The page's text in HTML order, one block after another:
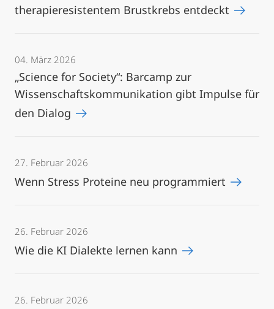
therapieresistentem Brustkrebs entdeckt
04. März 2026
„Science for Society“: Barcamp zur
Wissenschaftskommunikation gibt Impulse für
den Dialog
27. Februar 2026
Wenn Stress Proteine neu programmiert
26. Februar 2026
Wie die KI Dialekte lernen kann
26. Februar 2026